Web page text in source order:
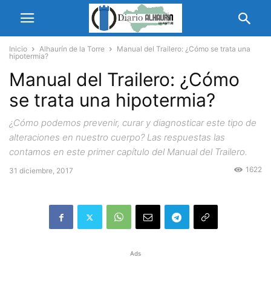
Inicio Alhaurín de la Torre
Manual del Trailero: ¿Cómo se trata una
hipotermia?
Manual del Trailero: ¿Cómo
se trata una hipotermia?
¿Cómo podemos prevenir, curar y diagnosticar este tipo de
alteraciones en nuestro cuerpo? Las respuestas las
contamos en este primer capítulo del Manual del Trailero.
31 diciembre, 2017 1622
Ads